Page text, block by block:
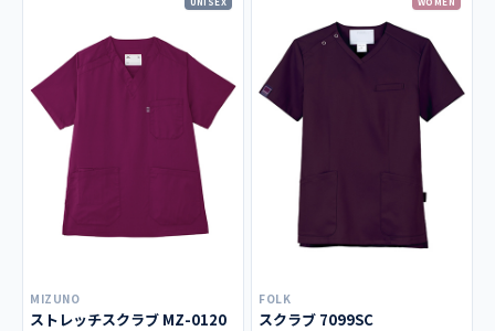
MIZUNO
ストレッチスクラブ MZ-0120
FOLK
スクラブ 7099SC